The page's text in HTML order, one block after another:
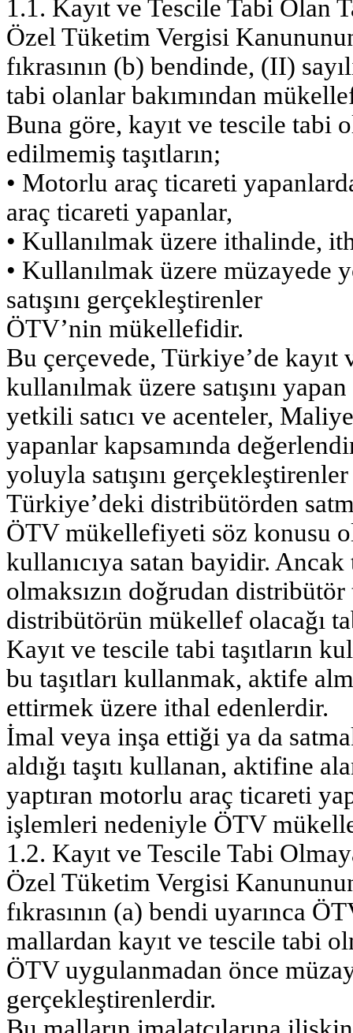
1.1. Kayıt ve Tescile Tabi Olan
Özel Tüketim Vergisi
fıkrasının (b) bendinde, (II)
tabi olanlar bakımından
Buna göre, kayıt ve tescile tabi
edilmemiş taşıtların;
• Motorlu araç ticareti
araç ticareti yapanlar,
• Kullanılmak üzere ithalinde,
• Kullanılmak üzere müzayede
satışını gerçekleştirenler
ÖTV’nin mükellefidir.
Bu çerçevede, Türkiye’de kayıt
kullanılmak üzere satışını
yetkili satıcı ve acenteler,
yapanlar kapsamında
yoluyla satışını
Türkiye’deki distribütörden
ÖTV mükellefiyeti söz konusu
kullanıcıya satan bayidir. Ancak
olmaksızın doğrudan distribütör
distribütörün mükellef olacağı
Kayıt ve tescile tabi taşıtların
bu taşıtları kullanmak, aktife
ettirmek üzere ithal edenlerdir.
İmal veya inşa ettiği ya da
aldığı taşıtı kullanan, aktifine
yaptıran motorlu araç ticareti
işlemleri nedeniyle ÖTV
1.2. Kayıt ve Tescile Tabi
Özel Tüketim Vergisi
fıkrasının (a) bendi uyarınca
mallardan kayıt ve tescile tabi
ÖTV uygulanmadan önce
gerçekleştirenlerdir.